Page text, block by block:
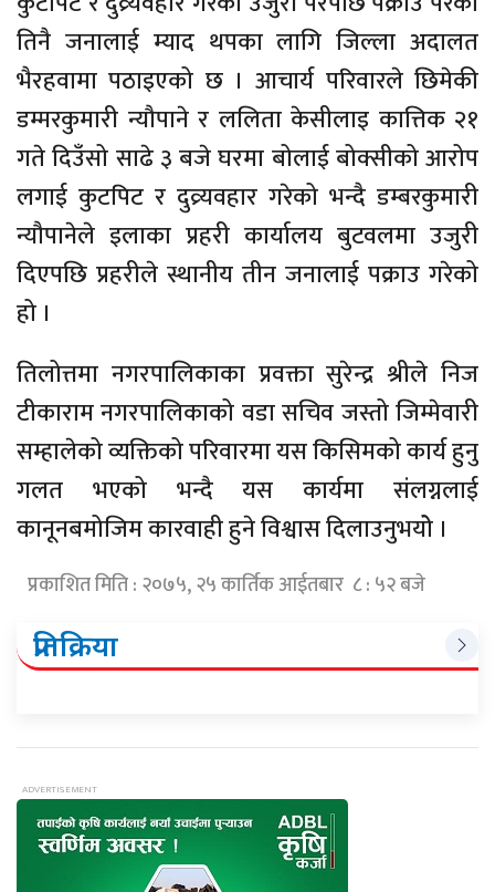
तिनै जनालाई म्याद थपका लागि जिल्ला अदालत
भैरहवामा पठाइएको छ । आचार्य परिवारले छिमेकी
डम्मरकुमारी न्यौपाने र ललिता केसीलाइ कात्तिक २१
गते दिउँसो साढे ३ बजे घरमा बोलाई बोक्सीको आरोप
लगाई कुटपिट र दुव्र्यवहार गरेको भन्दै डम्बरकुमारी
न्यौपानेले इलाका प्रहरी कार्यालय बुटवलमा उजुरी
दिएपछि प्रहरीले स्थानीय तीन जनालाई पक्राउ गरेको
हो ।
तिलोत्तमा नगरपालिकाका प्रवक्ता सुरेन्द्र श्रीले निज
टीकाराम नगरपालिकाको वडा सचिव जस्तो जिम्मेवारी
सम्हालेको व्यक्तिको परिवारमा यस किसिमको कार्य हुनु
गलत भएको भन्दै यस कार्यमा संलग्नलाई
कानूनबमोजिम कारवाही हुने विश्वास दिलाउनुभयोे ।
प्रकाशित मिति : २०७५, २५ कार्तिक आईतबार ८ : ५२ बजे
प्रतिक्रिया